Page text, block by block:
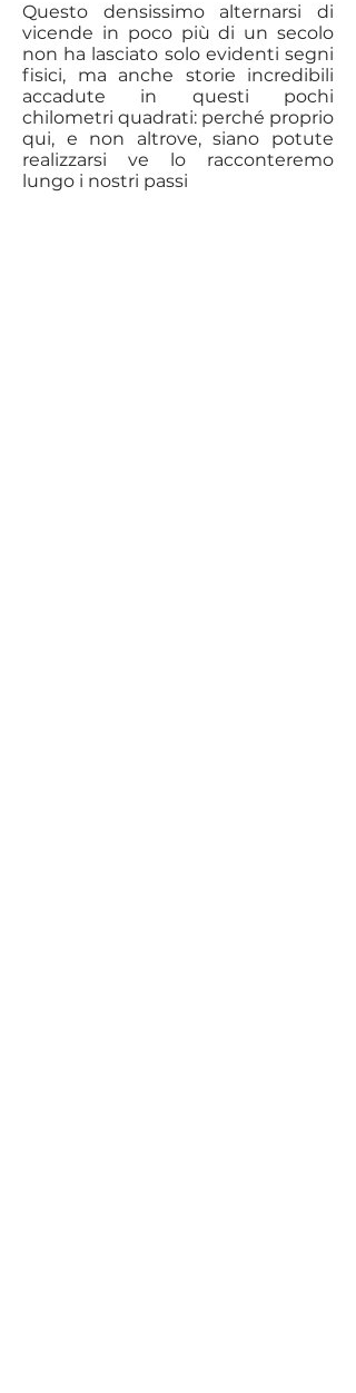
Questo densissimo alternarsi di
vicende in poco più di un secolo
non ha lasciato solo evidenti segni
fisici, ma anche storie incredibili
accadute in questi pochi
chilometri quadrati: perché proprio
qui, e non altrove, siano potute
realizzarsi ve lo racconteremo
lungo i nostri passi